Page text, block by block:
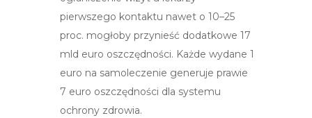
pierwszego kontaktu nawet o 10–25
proc. mogłoby przynieść dodatkowe 17
mld euro oszczędności. Każde wydane 1
euro na samoleczenie generuje prawie
7 euro oszczędności dla systemu
ochrony zdrowia.